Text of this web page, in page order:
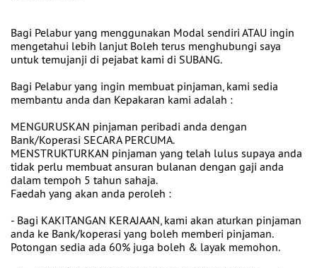
Bagi Pelabur yang menggunakan Modal sendiri ATAU ingin
mengetahui lebih lanjut Boleh terus menghubungi saya
untuk temujanji di pejabat kami di SUBANG.
Bagi Pelabur yang ingin membuat pinjaman, kami sedia
membantu anda dan Kepakaran kami adalah :
MENGURUSKAN pinjaman peribadi anda dengan
Bank/Koperasi SECARA PERCUMA.
MENSTRUKTURKAN pinjaman yang telah lulus supaya anda
tidak perlu membuat ansuran bulanan dengan gaji anda
dalam tempoh 5 tahun sahaja.
Faedah yang akan anda peroleh :
- Bagi KAKITANGAN KERAJAAN, kami akan aturkan pinjaman
anda ke Bank/koperasi yang boleh memberi pinjaman.
Potongan sedia ada 60% juga boleh & layak memohon.